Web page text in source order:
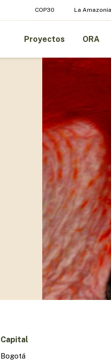
COP30 La Amazonía
Proyectos ORA
Capital
Bogotá